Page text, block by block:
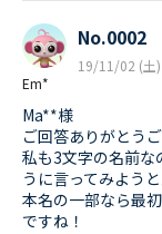
Em*
No.0002
19/11/02 (土
Ma**様
ご回答ありがとうご
私も3文字の名前な
うに言ってみようと
本名の一部なら最
ですね！